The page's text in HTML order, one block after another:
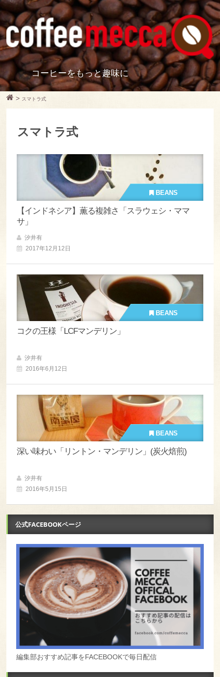
コーヒーをもっと趣味に
> スマトラ式
スマトラ式
BEANS
【インドネシア】薫る複雑さ「スラウェシ・ママ
サ」
汐井有
2017年12月12日
BEANS
コクの王様「LCFマンデリン」
汐井有
2016年6月12日
BEANS
深い味わい「リントン・マンデリン」(炭火焙煎)
汐井有
2016年5月15日
公式FACEBOOKページ
編集部おすすめ記事をFACEBOOKで毎日配信